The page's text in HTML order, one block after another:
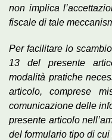
non implica
fiscale di tale
Per facilitare lo
13 del presente
modalità pratiche
articolo, comprese
comunicazione delle
presente articolo
del formulario tipo di cui